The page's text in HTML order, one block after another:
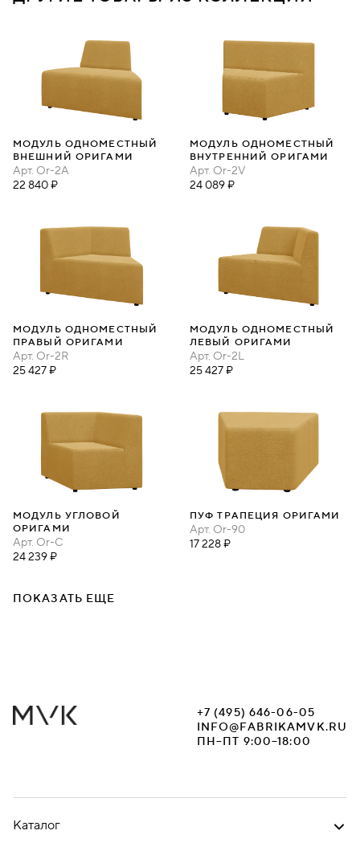
МОДУЛЬ ОДНОМЕСТНЫЙ
ВНЕШНИЙ ОРИГАМИ
Арт. Or-2A
22 840 ₽
МОДУЛЬ ОДНОМЕСТНЫЙ
ВНУТРЕННИЙ ОРИГАМИ
Арт. Or-2V
24 089 ₽
МОДУЛЬ ОДНОМЕСТНЫЙ
ПРАВЫЙ ОРИГАМИ
Арт. Or-2R
25 427 ₽
МОДУЛЬ ОДНОМЕСТНЫЙ
ЛЕВЫЙ ОРИГАМИ
Арт. Or-2L
25 427 ₽
МОДУЛЬ УГЛОВОЙ
ОРИГАМИ
Арт. Or-C
24 239 ₽
ПУФ ТРАПЕЦИЯ ОРИГАМИ
Арт. Or-90
17 228 ₽
ПОКАЗАТЬ ЕЩЕ
+7 (495) 646-06-05
INFO@FABRIKAMVK.RU
ПН–ПТ 9:00–18:00
Каталог